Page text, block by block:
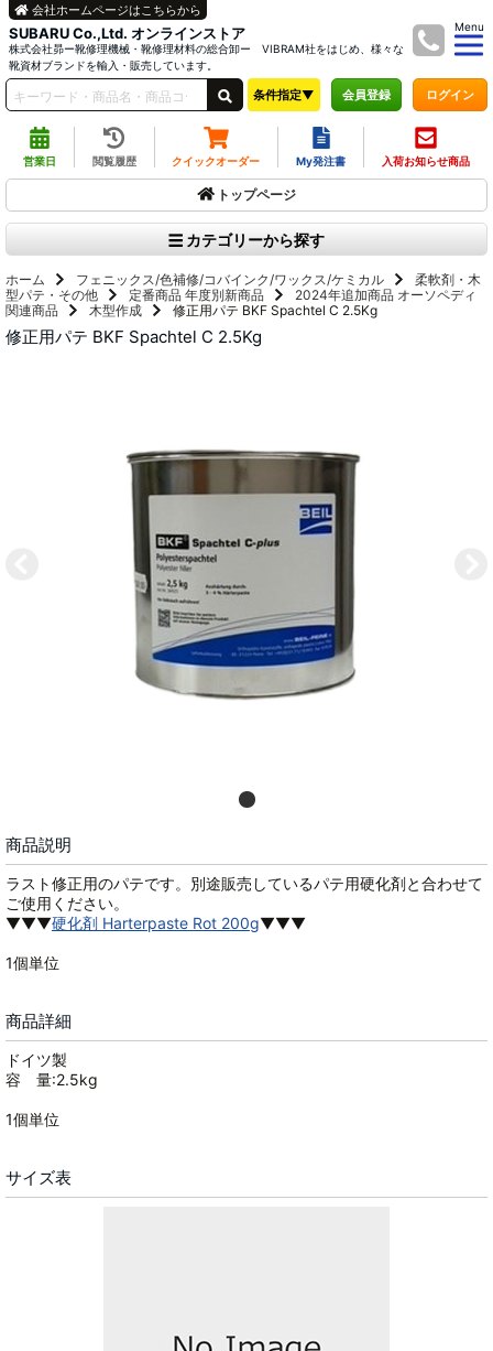
SUBARU Co.,Ltd. オンラインストア
株式会社昴ー靴修理機械・靴修理材料の総合卸ー VIBRAM社をはじめ、様々な
靴資材ブランドを輸入・販売しています。
Menu
会社ホームページはこちらから
条件指定▼ 会員登録 ログイン
営業日 閲覧履歴 クイックオーダー My発注書 入荷お知らせ商品
トップページ
カテゴリーから探す
ホーム フェニックス/色補修/コバインク/ワックス/ケミカル
柔軟剤・木
型パテ・その他
定番商品 年度別新商品 2024年追加商品 オーソペディ
関連商品
木型作成 修正用パテ BKF Spachtel C 2.5Kg
修正用パテ BKF Spachtel C 2.5Kg
商品説明
ラスト修正用のパテです。別途販売しているパテ用硬化剤と合わせて
ご使用ください。
▼▼▼硬化剤 Harterpaste Rot 200g▼▼▼
1個単位
商品詳細
ドイツ製
容 量:2.5kg
1個単位
サイズ表